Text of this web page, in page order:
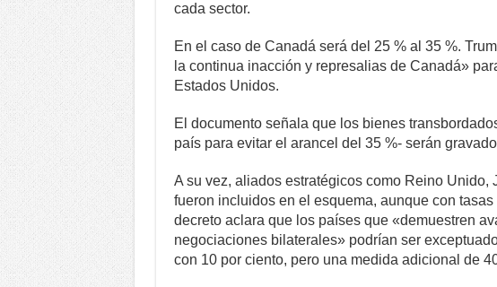
cada sector.
En el caso de Canadá será del 25 % al 35 %.
la continua inacción y represalias de Canadá»
Estados Unidos.
El documento señala que los bienes
país para evitar el arancel del 35 %- serán
A su vez, aliados estratégicos como Reino Unido,
fueron incluidos en el esquema, aunque con
decreto aclara que los países que «demuestren
negociaciones bilaterales» podrían ser
con 10 por ciento, pero una medida adicional de